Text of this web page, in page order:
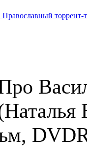
торрент-